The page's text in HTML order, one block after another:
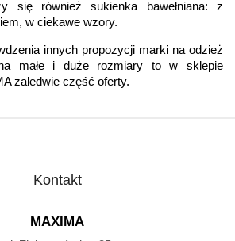
się również sukienka bawełniana: z
w ciekawe wzory.
innych propozycji marki na odzież
małe i duże rozmiary to w sklepie
zaledwie część oferty.
Kontakt
MAXIMA